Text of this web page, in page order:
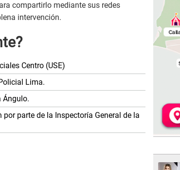
compartirlo mediante sus redes
intervención.
Centro (USE)
Lima.
Ángulo.
parte de la Inspectoría General de la